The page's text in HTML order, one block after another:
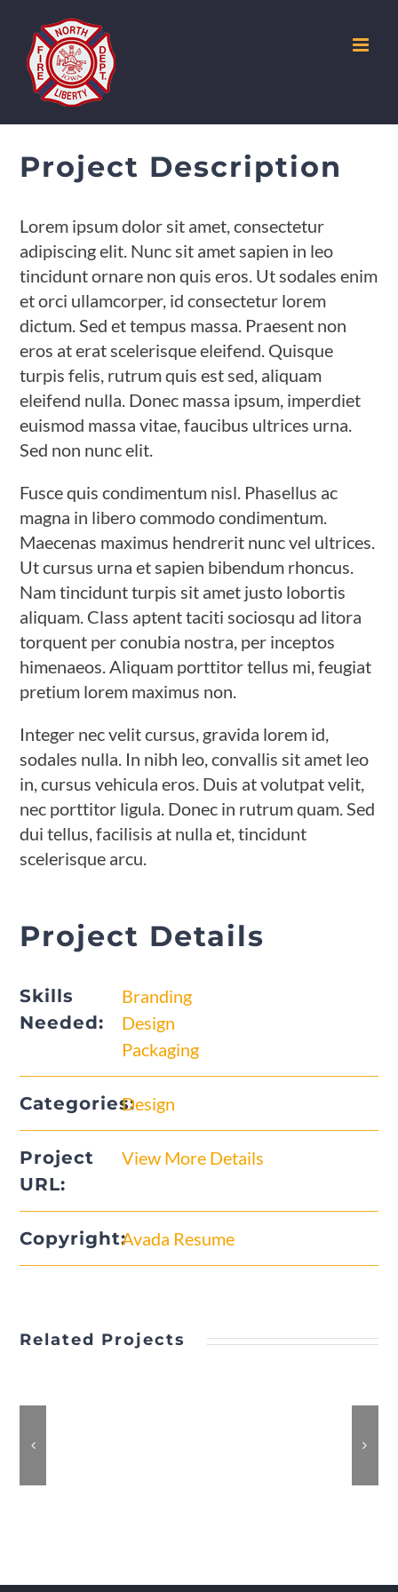
content
Project Description
Lorem ipsum dolor sit amet, consectetur
adipiscing elit. Nunc sit amet sapien in leo
tincidunt ornare non quis eros. Ut sodales enim
et orci ullamcorper, id consectetur lorem
dictum. Sed et tempus massa. Praesent non
eros at erat scelerisque eleifend. Quisque
turpis felis, rutrum quis est sed, aliquam
eleifend nulla. Donec massa ipsum, imperdiet
euismod massa vitae, faucibus ultrices urna.
Sed non nunc elit.
Fusce quis condimentum nisl. Phasellus ac
magna in libero commodo condimentum.
Maecenas maximus hendrerit nunc vel ultrices.
Ut cursus urna et sapien bibendum rhoncus.
Nam tincidunt turpis sit amet justo lobortis
aliquam. Class aptent taciti sociosqu ad litora
torquent per conubia nostra, per inceptos
himenaeos. Aliquam porttitor tellus mi, feugiat
pretium lorem maximus non.
Integer nec velit cursus, gravida lorem id,
sodales nulla. In nibh leo, convallis sit amet leo
in, cursus vehicula eros. Duis at volutpat velit,
nec porttitor ligula. Donec in rutrum quam. Sed
dui tellus, facilisis at nulla et, tincidunt
scelerisque arcu.
Project Details
Skills
Needed:
Branding
Design
Packaging
Categories:Design
Project
URL:
View More Details
Copyright:Avada Resume
Related Projects